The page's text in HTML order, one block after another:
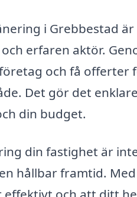
i Grebbestad
erfaren aktör.
och få
Det gör det
din budget.
din fastighet är
hållbar framtid.